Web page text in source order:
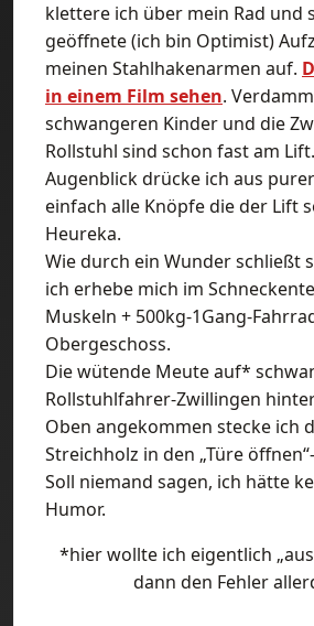
klettere ich über mein Rad und
geöffnete (ich bin Optimist)
meinen Stahlhakenarmen auf.
in einem Film sehen.
schwangeren Kinder und die
Rollstuhl sind schon fast am
Augenblick drücke ich aus
einfach alle Knöpfe die der Lift
Heureka.
Wie durch ein Wunder schließt
ich erhebe mich im
Muskeln + 500kg-1Gang-
Obergeschoss.
Die wütende Meute auf*
Rollstuhlfahrer-Zwillingen
Oben angekommen stecke ich
Streichholz in den „Türe
Soll niemand sagen, ich hätte
Humor.
*hier wollte ich eigentlich
dann den Fehler